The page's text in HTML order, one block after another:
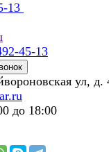
13
45-13
ул,
до 18:00